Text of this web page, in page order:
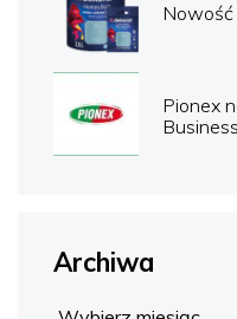
Nowość
Pionex
Archiwa